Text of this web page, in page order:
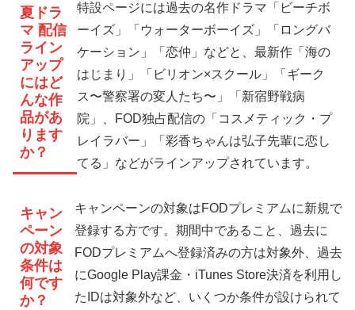
夏ドラ
マ 配信
ライン
アップ
にはど
んな作
品があ
ります
か？
特設ページには過去の名作ドラマ「ビーチボ
ーイズ」「ウォーターボーイズ」「ロングバ
ケーション」「恋仲」などと、最新作「海の
はじまり」「ビリオン×スクール」「ギーク
ス〜警察署の変人たち〜」「新宿野戦病
院」、FOD独占配信の「コスメティック・プ
レイラバー」「彩香ちゃんは弘子先輩に恋し
てる」などがラインアップされています。
キャン
ペーン
の対象
条件は
何です
か？
キャンペーンの対象はFODプレミアムに新規で
登録する方です。期間中であること、過去に
FODプレミアムへ登録済みの方は対象外、過去
にGoogle Play課金・iTunes Store決済を利用し
たIDは対象外など、いくつか条件が設けられて